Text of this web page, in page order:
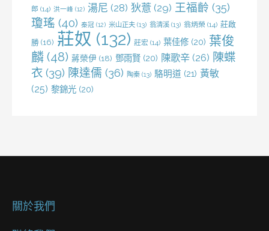
郎 (14) 洪一峰 (12) 湯尼 (28) 狄薏 (29) 王福齡 (35)
瓊瑤 (40) 秦冠 (12) 米山正夫 (13) 翁清溪 (13) 翁炳榮 (14) 莊啟
勝 (16) 莊奴 (132) 莊宏 (14) 葉佳修 (20) 葉俊
麟 (48) 蔣榮伊 (18) 鄧雨賢 (20) 陳歌辛 (26) 陳蝶
衣 (39) 陳達儒 (36) 陶秦 (13) 駱明道 (21) 黃敏
(25) 黎錦光 (20)
關於我們